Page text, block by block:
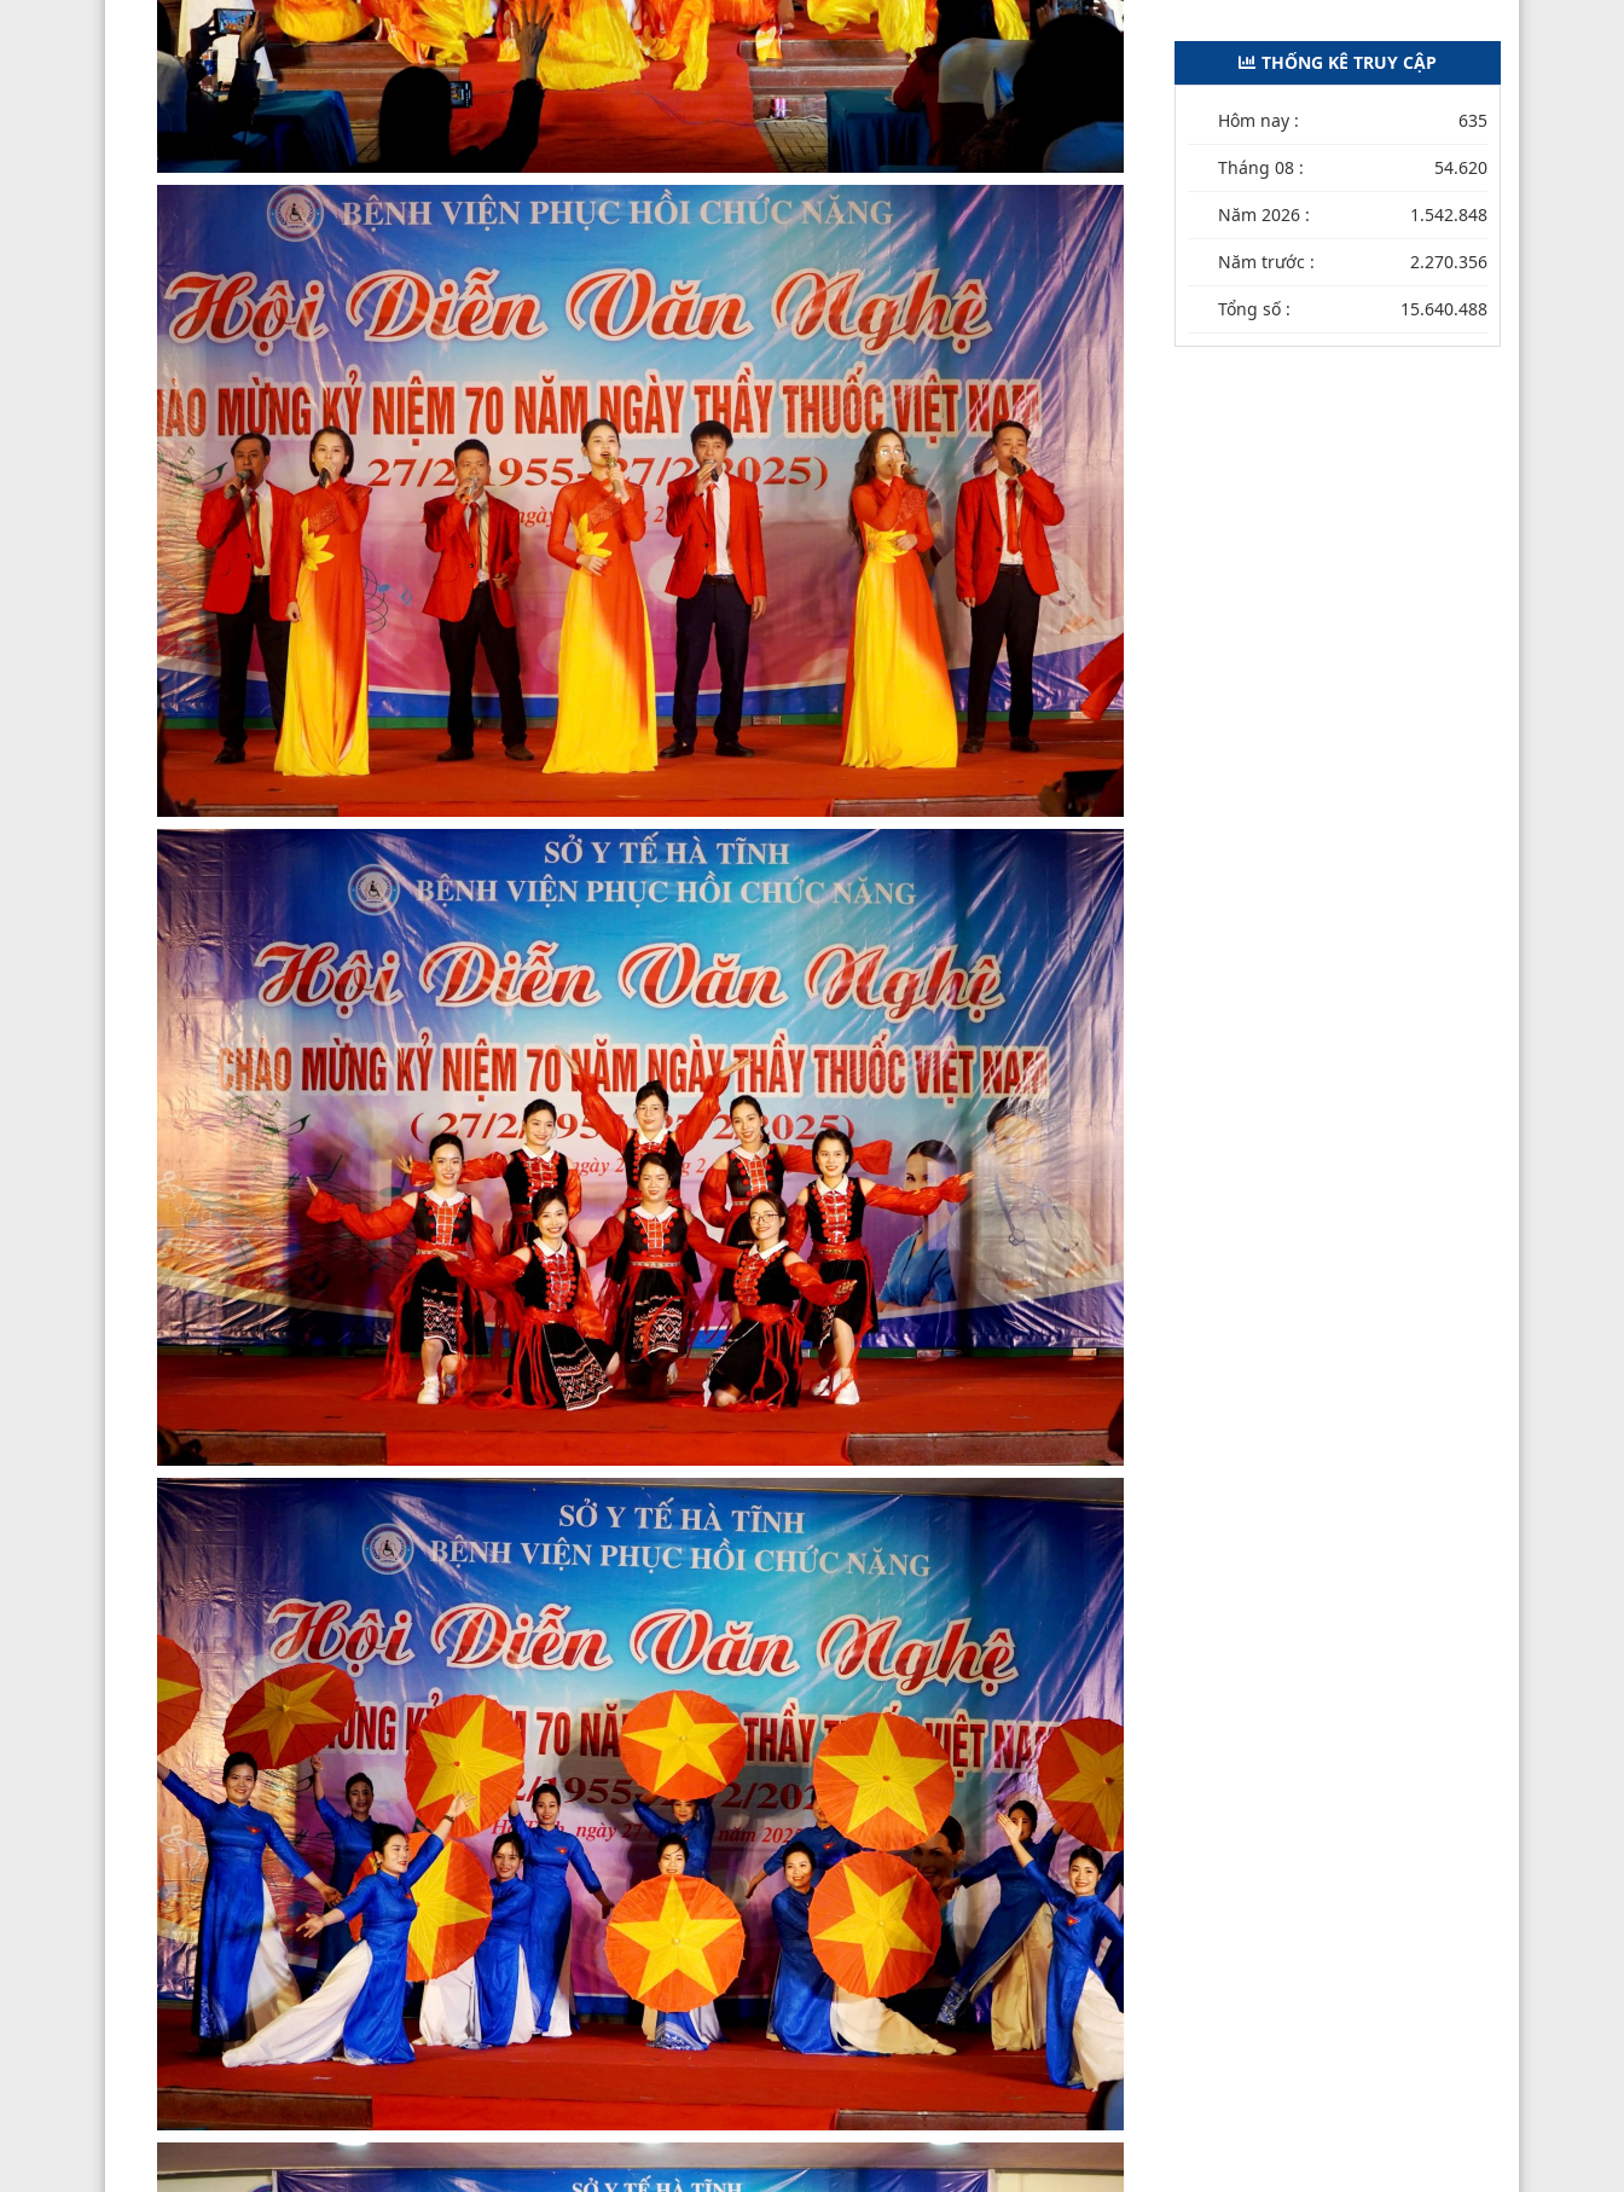
THỐNG KÊ TRUY CẬP
Hôm nay : 635
Tháng 08 : 54.620
Năm 2026 : 1.542.848
Năm trước : 2.270.356
Tổng số : 15.640.488